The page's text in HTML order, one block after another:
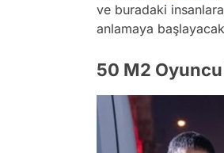
ve buradaki
anlamaya
50 M2